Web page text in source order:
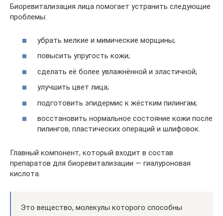
Биоревитализация лица помогает устранить следующие
проблемы:
убрать мелкие и мимические морщины;
повысить упругость кожи;
сделать её более увлажнённой и эластичной;
улучшить цвет лица;
подготовить эпидермис к жёстким пилингам;
восстановить нормальное состояние кожи после
пилингов, пластических операций и шлифовок.
Главный компонент, который входит в состав
препаратов для биоревитализации — гиалуроновая
кислота.
Это вещество, молекулы которого способны